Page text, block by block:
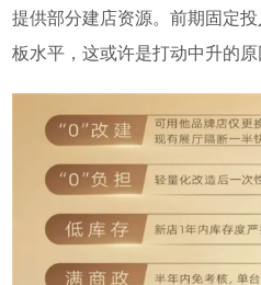
提供部分建店资源。前期固定
板水平，这或许是打动中升的原